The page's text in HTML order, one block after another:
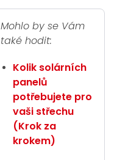
Mohlo by se Vám
také hodit:
Kolik solárních
panelů
potřebujete pro
vaši střechu
(Krok za
krokem)